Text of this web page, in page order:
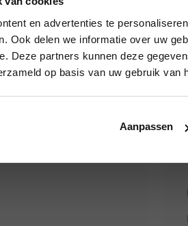
en advertenties te
Ook delen we informatie over uw
Deze partners kunnen deze
op basis van uw gebruik van
Aanpassen
Van 29
12.00
dan
fijne